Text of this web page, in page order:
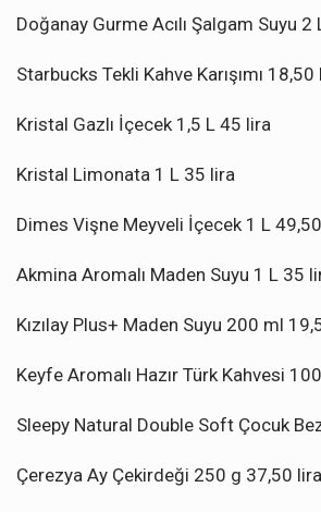
Doğanay Gurme Acılı Şalgam Suyu 2
Starbucks Tekli Kahve Karışımı 18,50
Kristal Gazlı İçecek 1,5 L 45 lira
Kristal Limonata 1 L 35 lira
Dimes Vişne Meyveli İçecek 1 L
Akmina Aromalı Maden Suyu 1 L 35
Kızılay Plus+ Maden Suyu 200 ml
Keyfe Aromalı Hazır Türk Kahvesi
Sleepy Natural Double Soft Çocuk
Çerezya Ay Çekirdeği 250 g 37,50 lira